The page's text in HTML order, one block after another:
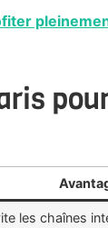
les chaînes